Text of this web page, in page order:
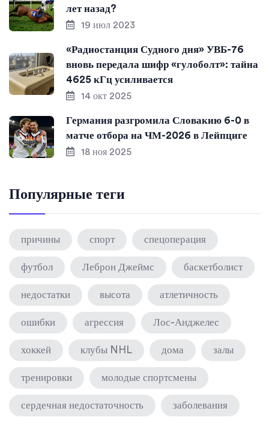
лет назад?
19 июл 2023
«Радиостанция Судного дня» УВБ-76
вновь передала шифр «гулоболт»: тайна
4625 кГц усиливается
14 окт 2025
Германия разгромила Словакию 6-0 в
матче отбора на ЧМ-2026 в Лейпциге
18 ноя 2025
Популярные теги
причины спорт спецоперация
футбол Леброн Джеймс баскетболист
недостатки высота атлетичность
ошибки агрессия Лос-Анджелес
хоккей клубы NHL дома залы
тренировки молодые спортсмены
сердечная недостаточность заболевания